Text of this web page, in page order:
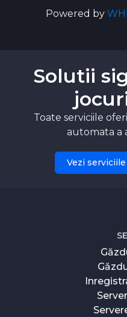
Powered by
Solutii
Toate serviciile
automata a
Vezi serviciile